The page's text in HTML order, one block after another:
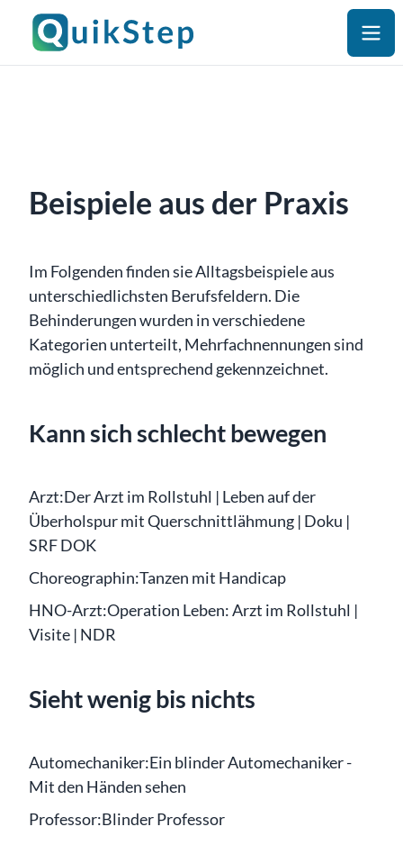
Beispiele aus der Praxis
Im Folgenden finden sie Alltagsbeispiele aus
unterschiedlichsten Berufsfeldern. Die
Behinderungen wurden in verschiedene
Kategorien unterteilt, Mehrfachnennungen sind
möglich und entsprechend gekennzeichnet.
Kann sich schlecht bewegen
Arzt:Der Arzt im Rollstuhl | Leben auf der
Überholspur mit Querschnittlähmung | Doku |
SRF DOK
Choreographin:Tanzen mit Handicap
HNO-Arzt:Operation Leben: Arzt im Rollstuhl |
Visite | NDR
Sieht wenig bis nichts
Automechaniker:Ein blinder Automechaniker -
Mit den Händen sehen
Professor:Blinder Professor